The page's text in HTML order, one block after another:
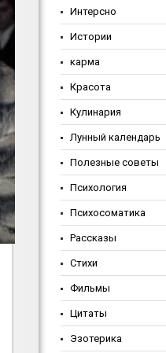
Интерсно
Истории
карма
Красота
Кулинария
Лунный календарь
Полезные советы
Психология
Психосоматика
Рассказы
Стихи
Фильмы
Цитаты
Эзотерика